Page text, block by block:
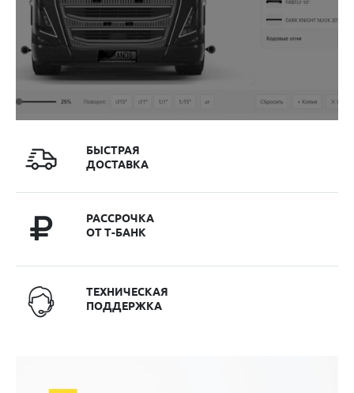
БЫСТРАЯ
ДОСТАВКА
РАССРОЧКА
ОТ Т-БАНК
ТЕХНИЧЕСКАЯ
ПОДДЕРЖКА